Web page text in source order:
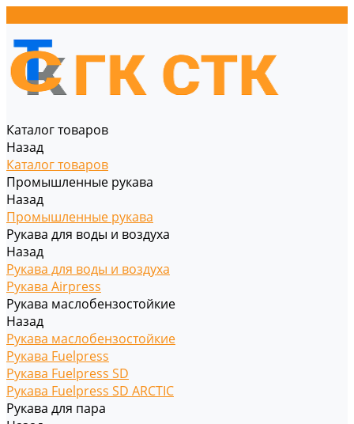
Каталог товаров
Назад
Каталог товаров
Промышленные рукава
Назад
Промышленные рукава
Рукава для воды и воздуха
Назад
Рукава для воды и воздуха
Рукава Airpress
Рукава маслобензостойкие
Назад
Рукава маслобензостойкие
Рукава Fuelpress
Рукава Fuelpress SD
Рукава Fuelpress SD ARCTIC
Рукава для пара